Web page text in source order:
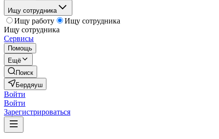
Ищу сотрудника
Ищу работу
Ищу сотрудника
Ищу сотрудника
Сервисы
Помощь
Ещё
Поиск
Бердяуш
Войти
Войти
Зарегистрироваться